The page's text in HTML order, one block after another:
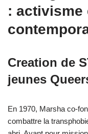
: activisme
Creation de
jeunes
En 1970, Marsha co-
combattre la